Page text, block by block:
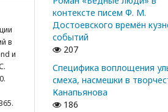
в
и
контексте писем Ф. М.
Достоевского времён
событий
207
Специфика воплощения
смеха, насмешки в
Канапьянова
186